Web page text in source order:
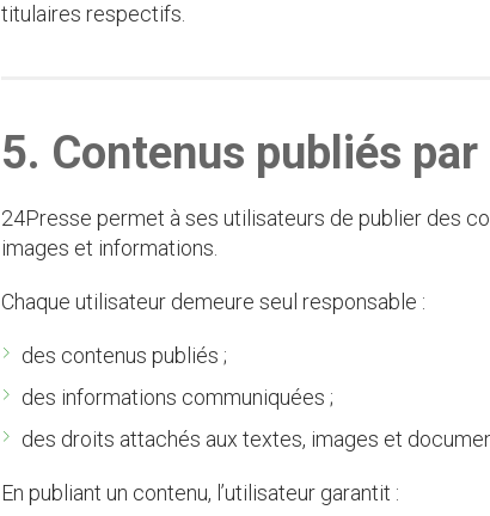
titulaires respectifs.
5. Contenus publiés
24Presse permet à ses utilisateurs de publier des
images et informations.
Chaque utilisateur demeure seul responsable :
des contenus publiés ;
des informations communiquées ;
des droits attachés aux textes, images et
En publiant un contenu, l’utilisateur garantit :